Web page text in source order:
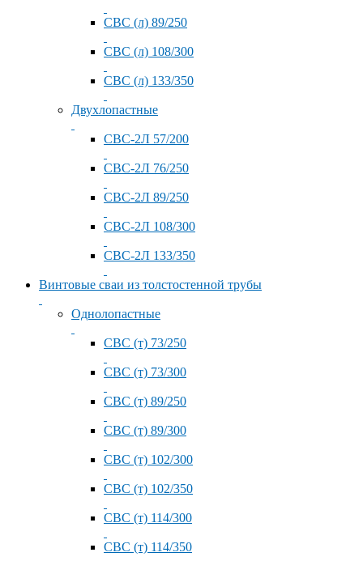
СВС (л) 89/250
СВС (л) 108/300
СВС (л) 133/350
Двухлопастные
СВС-2Л 57/200
СВС-2Л 76/250
СВС-2Л 89/250
СВС-2Л 108/300
СВС-2Л 133/350
Винтовые сваи из толстостенной трубы
Однолопастные
СВС (т) 73/250
СВС (т) 73/300
СВС (т) 89/250
СВС (т) 89/300
СВС (т) 102/300
СВС (т) 102/350
СВС (т) 114/300
СВС (т) 114/350